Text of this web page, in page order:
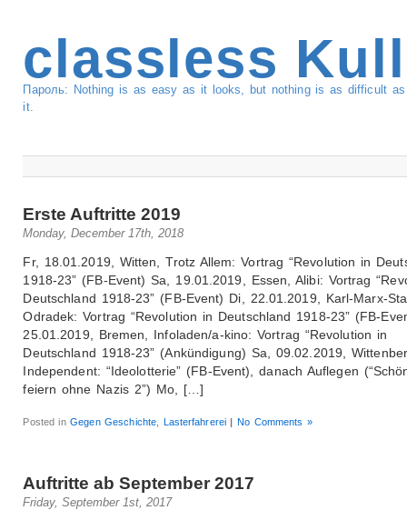
classless
Пароль: Nothing is as easy as it looks, but nothing is as difficult
it.
Erste Auftritte 2019
Monday, December 17th, 2018
Fr, 18.01.2019, Witten, Trotz Allem: Vortrag “Revolution in
1918-23” (FB-Event) Sa, 19.01.2019, Essen, Alibi: Vortrag
Deutschland 1918-23” (FB-Event) Di, 22.01.2019, Karl-Marx-
Odradek: Vortrag “Revolution in Deutschland 1918-23” (FB-
25.01.2019, Bremen, Infoladen/a-kino: Vortrag “Revolution in
Deutschland 1918-23” (Ankündigung) Sa, 09.02.2019,
Independent: “Ideolotterie” (FB-Event), danach Auflegen
feiern ohne Nazis 2”) Mo, […]
Posted inGegen Geschichte Lasterfahrerei | No Comments »
Auftritte ab September 2017
Friday, September 1st, 2017